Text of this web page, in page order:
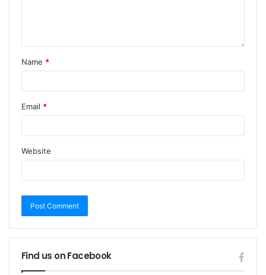
Name *
Email *
Website
Find us on Facebook